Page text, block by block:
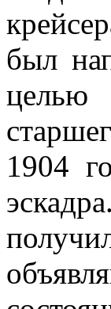
был
целью
1904